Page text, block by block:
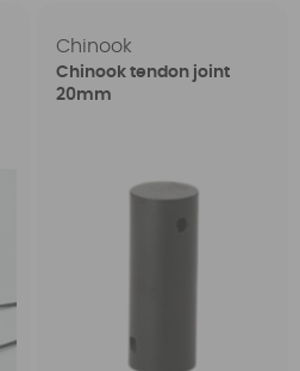
Chinook
Chinook tendon joint
20mm